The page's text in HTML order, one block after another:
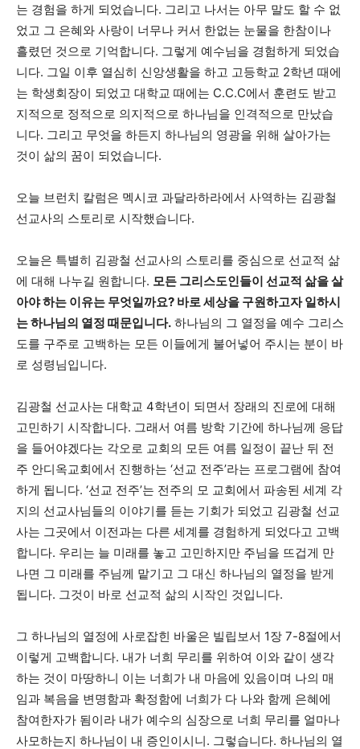
는 경험을 하게 되었습니다. 그리고 나서는 아무 말도 할 수 없
었고 그 은혜와 사랑이 너무나 커서 한없는 눈물을 한참이나
흘렸던 것으로 기억합니다. 그렇게 예수님을 경험하게 되었습
니다. 그일 이후 열심히 신앙생활을 하고 고등학교 2학년 때에
는 학생회장이 되었고 대학교 때에는 C.C.C에서 훈련도 받고
지적으로 정적으로 의지적으로 하나님을 인격적으로 만났습
니다. 그리고 무엇을 하든지 하나님의 영광을 위해 살아가는
것이 삶의 꿈이 되었습니다.
오늘 브런치 칼럼은 멕시코 과달라하라에서 사역하는 김광철
선교사의 스토리로 시작했습니다.
오늘은 특별히 김광철 선교사의 스토리를 중심으로 선교적 삶
에 대해 나누길 원합니다. 모든 그리스도인들이 선교적 삶을 살
아야 하는 이유는 무엇일까요? 바로 세상을 구원하고자 일하시
는 하나님의 열정 때문입니다. 하나님의 그 열정을 예수 그리스
도를 구주로 고백하는 모든 이들에게 불어넣어 주시는 분이 바
로 성령님입니다.
김광철 선교사는 대학교 4학년이 되면서 장래의 진로에 대해
고민하기 시작합니다. 그래서 여름 방학 기간에 하나님께 응답
을 들어야겠다는 각오로 교회의 모든 여름 일정이 끝난 뒤 전
주 안디옥교회에서 진행하는 ‘선교 전주’라는 프로그램에 참여
하게 됩니다. ‘선교 전주’는 전주의 모 교회에서 파송된 세계 각
지의 선교사님들의 이야기를 듣는 기회가 되었고 김광철 선교
사는 그곳에서 이전과는 다른 세계를 경험하게 되었다고 고백
합니다. 우리는 늘 미래를 놓고 고민하지만 주님을 뜨겁게 만
나면 그 미래를 주님께 맡기고 그 대신 하나님의 열정을 받게
됩니다. 그것이 바로 선교적 삶의 시작인 것입니다.
그 하나님의 열정에 사로잡힌 바울은 빌립보서 1장 7-8절에서
이렇게 고백합니다. 내가 너희 무리를 위하여 이와 같이 생각
하는 것이 마땅하니 이는 너희가 내 마음에 있음이며 나의 매
임과 복음을 변명함과 확정함에 너희가 다 나와 함께 은혜에
참여한자가 됨이라 내가 예수의 심장으로 너희 무리를 얼마나
사모하는지 하나님이 내 증인이시니. 그렇습니다. 하나님의 열